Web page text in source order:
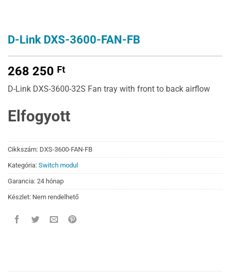
D-Link DXS-3600-FAN-FB
268 250 Ft
D-Link DXS-3600-32S Fan tray with front to back airflow
Elfogyott
Cikkszám: DXS-3600-FAN-FB
Kategória: Switch modul
Garancia: 24 hónap
Készlet: Nem rendelhető